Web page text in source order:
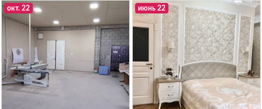
окт. 22 июнь 22